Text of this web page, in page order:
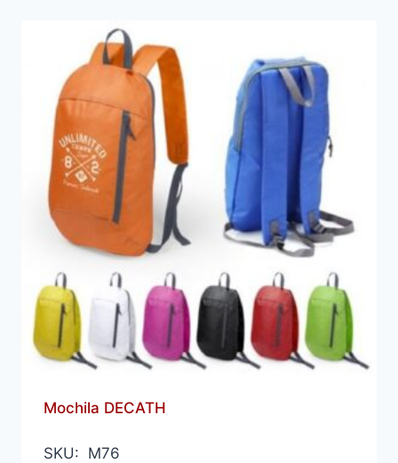
Mochila DECATH
SKU: M76